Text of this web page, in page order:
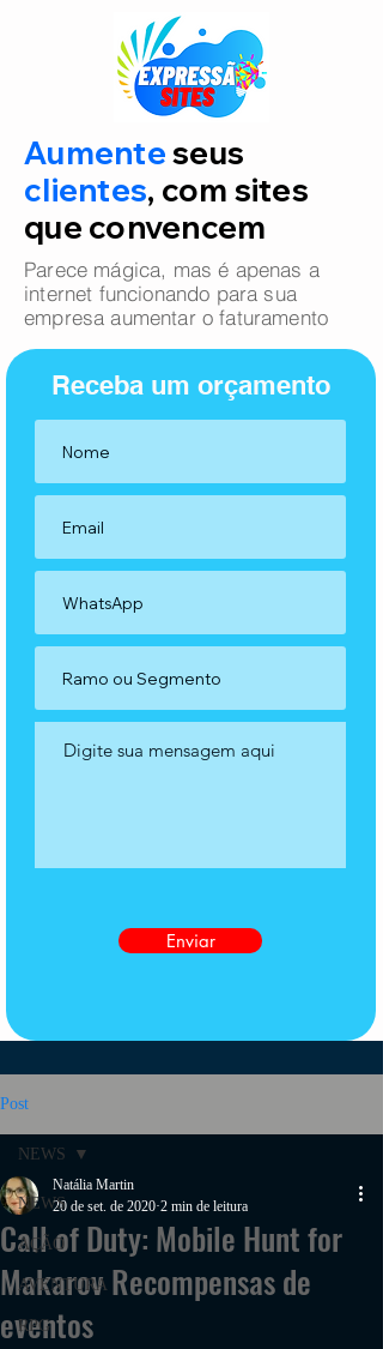
Aumenteseus
clientes, com sites
que convencem
Parece mágica, mas é apenas a
internet funcionando para sua
empresa aumentar o faturamento
Receba um orçamento
Enviar
Post
NEWS
AÇÃO
AVENTURA
RPG
NEWS
Call of Duty: Mobile Hunt for
Makarov Recompensas de
eventos
Natália Martin
20 de set. de 2020 2 min de leitura